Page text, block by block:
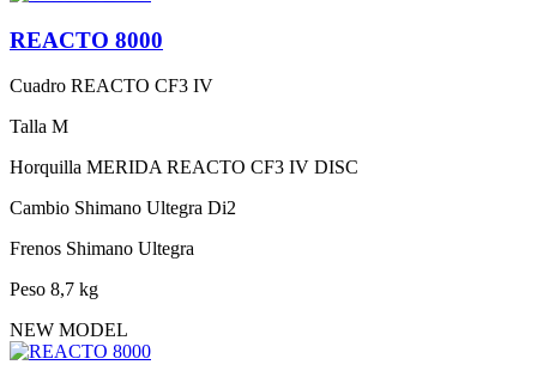
REACTO 8000
Cuadro REACTO CF3 IV
Talla M
Horquilla MERIDA REACTO CF3 IV DISC
Cambio Shimano Ultegra Di2
Frenos Shimano Ultegra
Peso 8,7 kg
NEW MODEL